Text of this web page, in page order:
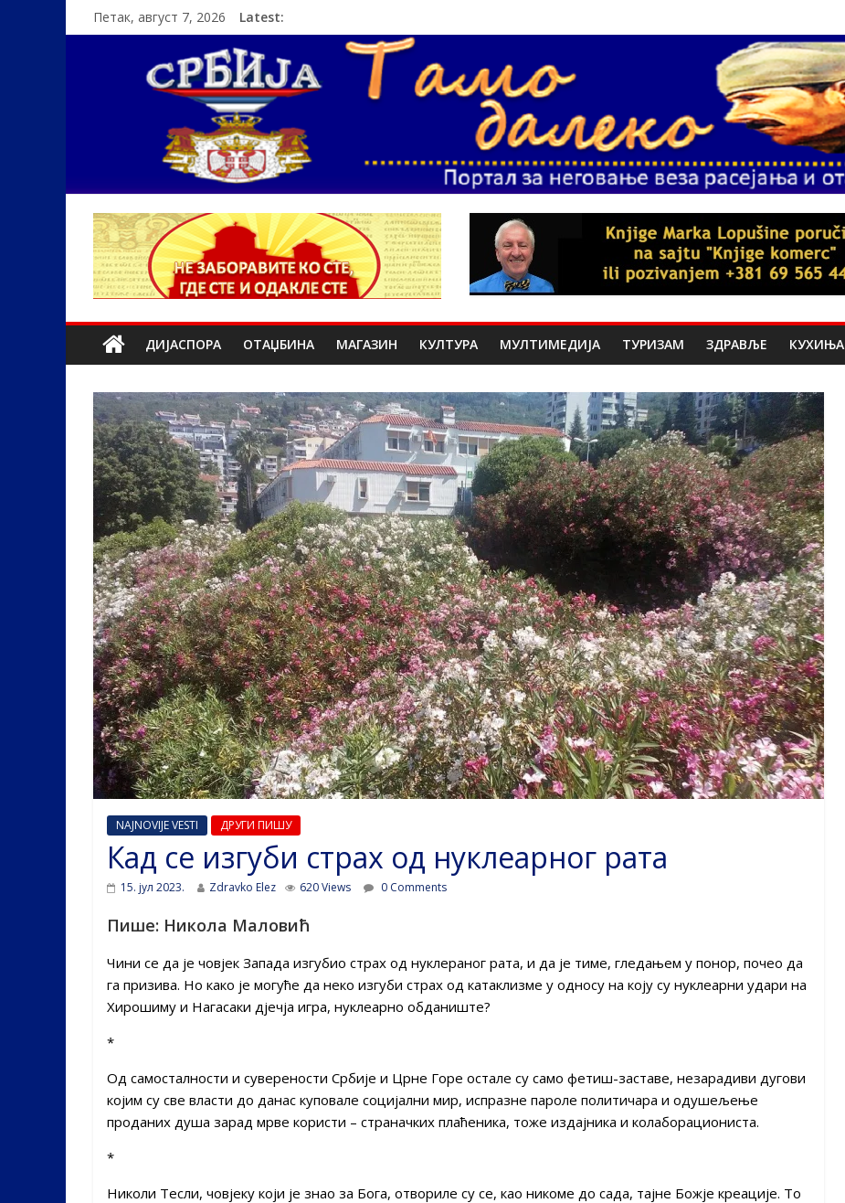
Петак, август 7, 2026 Latest:
ДИЈАСПОРА ОТАЏБИНА МАГАЗИН КУЛТУРА МУЛТИМЕДИЈА ТУРИЗАМ ЗДРАВЉЕ КУХИЊА
NAJNOVIJE VESTI ДРУГИ ПИШУ
Кад се изгуби страх од нуклеарног рата
15. јул 2023. Zdravko Elez 620 Views 0 Comments
Пише: Никола Маловић
Чини се да је човјек Запада изгубио страх од нуклераног рата, и да је тиме, гледањем у понор, почео да
га призива. Но како је могуће да неко изгуби страх од катаклизме у односу на коју су нуклеарни удари на
Хирошиму и Нагасаки дјечја игра, нуклеарно обданиште?
*
Од самосталности и суверености Србије и Црне Горе остале су само фетиш-заставе, незарадиви дугови
којим су све власти до данас куповале социјални мир, испразне пароле политичара и одушељење
проданих душа зарад мрве користи – страначких плаћеника, тоже издајника и колаборациониста.
*
Николи Тесли, човјеку који је знао за Бога, отвориле су се, као никоме до сада, тајне Божје креације. То